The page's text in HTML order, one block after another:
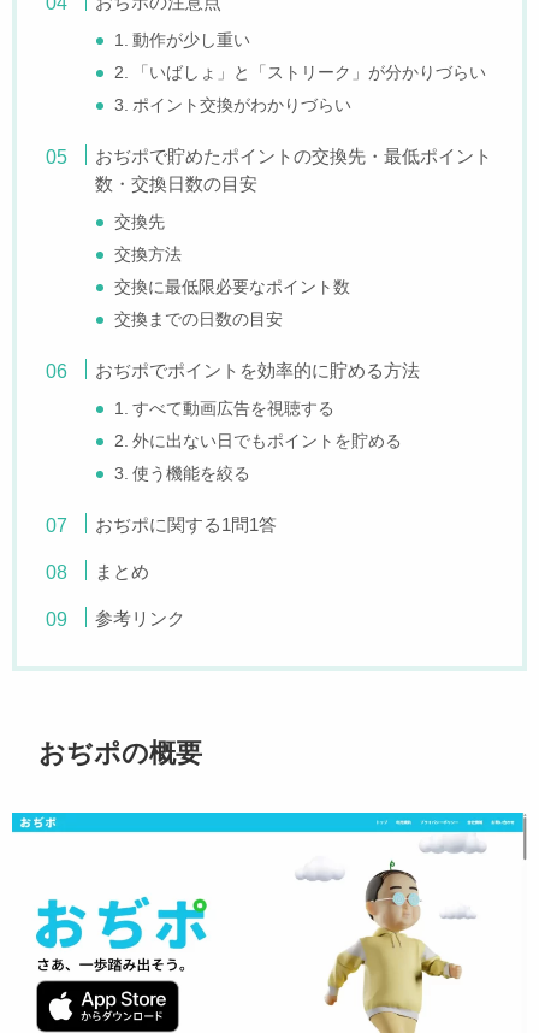
1. 動作が少し重い
2. 「いばしょ」と「ストリーク」が分かりづらい
3. ポイント交換がわかりづらい
おぢポで貯めたポイントの交換先・最低ポイント
数・交換日数の目安
交換先
交換方法
交換に最低限必要なポイント数
交換までの日数の目安
おぢポでポイントを効率的に貯める方法
1. すべて動画広告を視聴する
2. 外に出ない日でもポイントを貯める
3. 使う機能を絞る
おぢポに関する1問1答
まとめ
参考リンク
おぢポの概要